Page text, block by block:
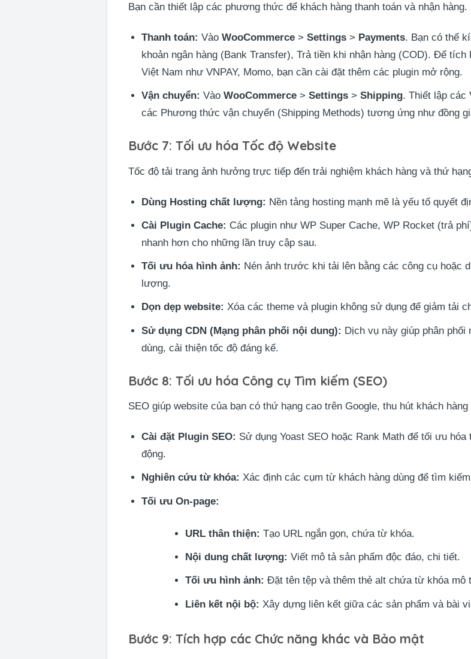
Bạn cần thiết lập các phương thức để khách hàng thanh toán và nhận hàng.
Thanh toán: VàoWooCommerce >Settings > Payments. Bạn có thể
khoản ngân hàng (Bank Transfer), Trả tiền khi nhận hàng (COD). Để
Việt Nam như VNPAY, Momo, bạn cần cài đặt thêm các plugin mở rộng.
Vận chuyển: VàoWooCommerce >Settings >Shipping. Thiết lập các
các Phương thức vận chuyển (Shipping Methods) tương ứng như đồng
Bước 7: Tối ưu hóa Tốc độ Website
Tốc độ tải trang ảnh hưởng trực tiếp đến trải nghiệm khách hàng và thứ
Dùng Hosting chất lượng: Nền tảng hosting mạnh mẽ là yếu tố quyết
Cài Plugin Cache: Các plugin như WP Super Cache, WP Rocket (trả
nhanh hơn cho những lần truy cập sau.
Tối ưu hóa hình ảnh: Nén ảnh trước khi tải lên bằng các công cụ hoặc
lượng.
Dọn dẹp website: Xóa các theme và plugin không sử dụng để giảm tải
Sử dụng CDN (Mạng phân phối nội dung): Dịch vụ này giúp phân
dùng, cải thiện tốc độ đáng kể.
Bước 8: Tối ưu hóa Công cụ Tìm kiếm (SEO)
SEO giúp website của bạn có thứ hạng cao trên Google, thu hút khách
Cài đặt Plugin SEO: Sử dụng Yoast SEO hoặc Rank Math để tối ưu
động.
Nghiên cứu từ khóa: Xác định các cụm từ khách hàng dùng để tìm
Tối ưu On-page:
URL thân thiện: Tạo URL ngắn gọn, chứa từ khóa.
Nội dung chất lượng: Viết mô tả sản phẩm độc đáo, chi tiết.
Tối ưu hình ảnh: Đặt tên tệp và thêm thẻ alt chứa từ khóa mô
Liên kết nội bộ: Xây dựng liên kết giữa các sản phẩm và bài
Bước 9: Tích hợp các Chức năng khác và Bảo mật